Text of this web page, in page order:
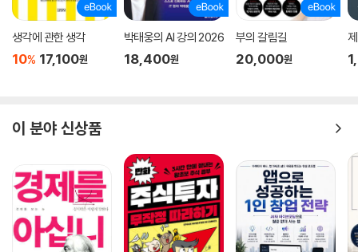
생각에 관한 생각
10% 17,100원
박태웅의 AI 강의 2026
18,400원
부의 갈림길
20,000원
이 분야 신상품